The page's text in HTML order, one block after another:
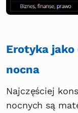
Erotyka
nocna
Najczęściej
nocnych są